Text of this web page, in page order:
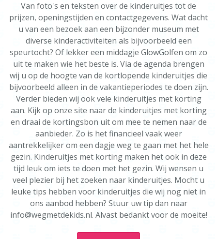
Van foto's en teksten over de kinderuitjes tot de
prijzen, openingstijden en contactgegevens. Wat dacht
u van een bezoek aan een bijzonder museum met
diverse kinderactiviteiten als bijvoorbeeld een
speurtocht? Of lekker een middagje GlowGolfen om zo
uit te maken wie het beste is. Via de agenda brengen
wij u op de hoogte van de kortlopende kinderuitjes die
bijvoorbeeld alleen in de vakantieperiodes te doen zijn.
Verder bieden wij ook vele kinderuitjes met korting
aan. Kijk op onze site naar de kinderuitjes met korting
en draai de kortingsbon uit om mee te nemen naar de
aanbieder. Zo is het financieel vaak weer
aantrekkelijker om een dagje weg te gaan met het hele
gezin. Kinderuitjes met korting maken het ook in deze
tijd leuk om iets te doen met het gezin. Wij wensen u
veel plezier bij het zoeken naar kinderuitjes. Mocht u
leuke tips hebben voor kinderuitjes die wij nog niet in
ons aanbod hebben? Stuur uw tip dan naar
info@wegmetdekids.nl. Alvast bedankt voor de moeite!